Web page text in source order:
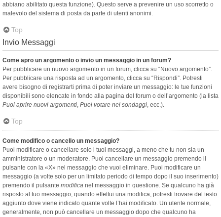
abbiano abilitato questa funzione). Questo serve a prevenire un uso scorretto o
malevolo del sistema di posta da parte di utenti anonimi.
Top
Invio Messaggi
Come apro un argomento o invio un messaggio in un forum?
Per pubblicare un nuovo argomento in un forum, clicca su “Nuovo argomento”.
Per pubblicare una risposta ad un argomento, clicca su “Rispondi”. Potresti
avere bisogno di registrarti prima di poter inviare un messaggio: le tue funzioni
disponibili sono elencate in fondo alla pagina del forum o dell’argomento (la lista
Puoi aprire nuovi argomenti, Puoi votare nei sondaggi, ecc.).
Top
Come modifico o cancello un messaggio?
Puoi modificare o cancellare solo i tuoi messaggi, a meno che tu non sia un
amministratore o un moderatore. Puoi cancellare un messaggio premendo il
pulsante con la «X» nel messaggio che vuoi eliminare. Puoi modificare un
messaggio (a volte solo per un limitato periodo di tempo dopo il suo inserimento)
premendo il pulsante modifica nel messaggio in questione. Se qualcuno ha già
risposto al tuo messaggio, quando effettui una modifica, potresti trovare del testo
aggiunto dove viene indicato quante volte l’hai modificato. Un utente normale,
generalmente, non può cancellare un messaggio dopo che qualcuno ha